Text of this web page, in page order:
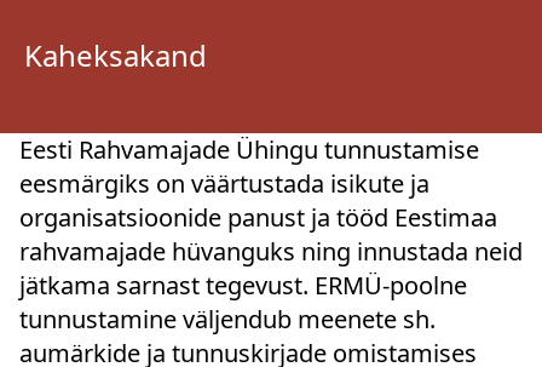
Kaheksakand
Eesti Rahvamajade Ühingu tunnustamise
eesmärgiks on väärtustada isikute ja
organisatsioonide panust ja tööd Eestimaa
rahvamajade hüvanguks ning innustada neid
jätkama sarnast tegevust. ERMÜ-poolne
tunnustamine väljendub meenete sh.
aumärkide ja tunnuskirjade omistamises